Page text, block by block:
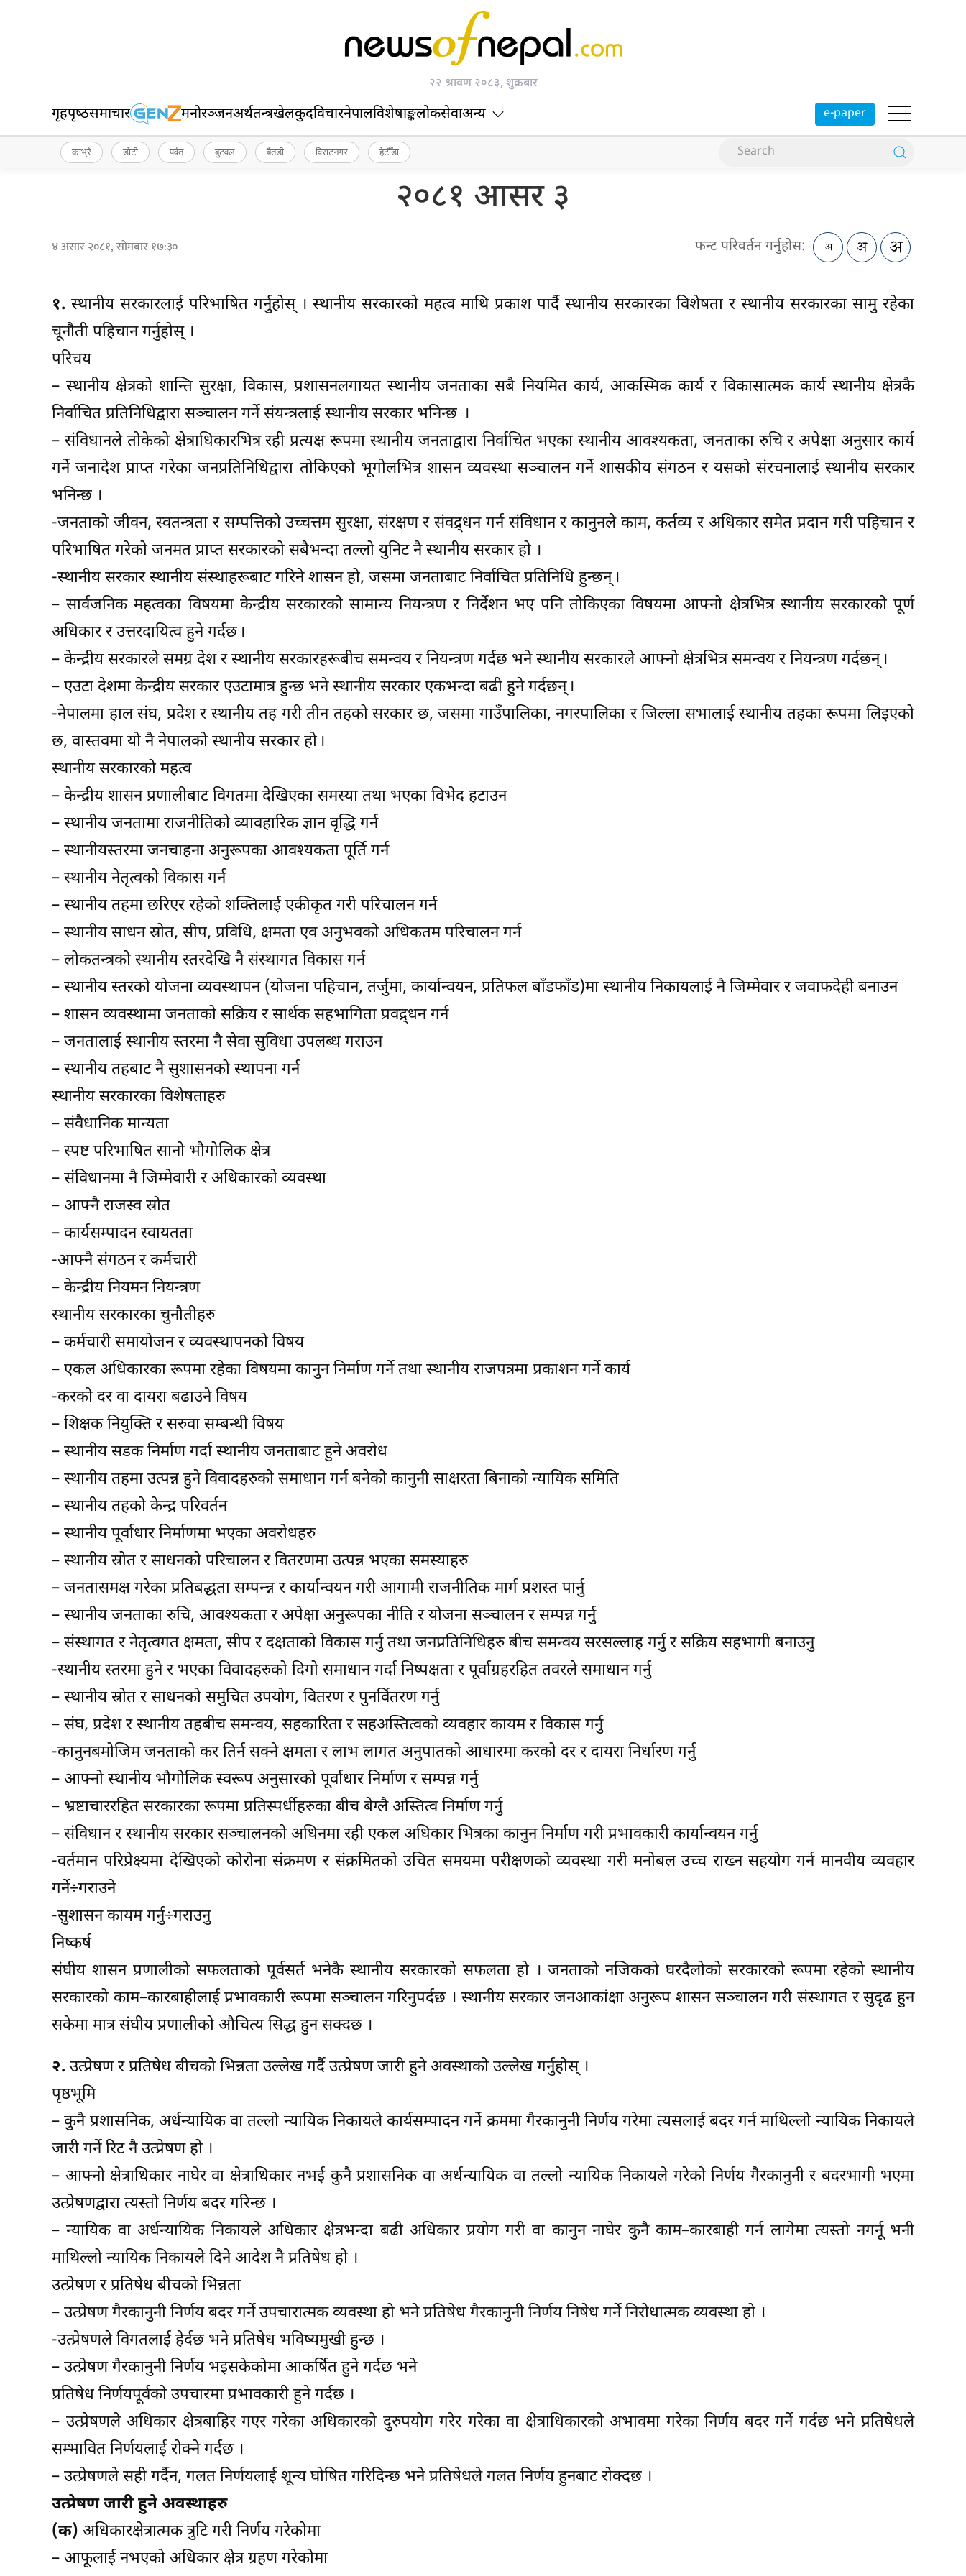
२२ श्रावण २०८३, शुक्रबार
गृहपृष्‍ठसमाचार मनोरञ्जनअर्थतन्त्रखेलकुदविचारनेपालविशेषाङ्कलोकसेवाअन्य e-paper
काभ्रे डोटी पर्वत बुटवल बैतडी विराटनगर हेटौँडा
२०८१ आसर ३
४ असार २०८१, सोमबार १७:३० फन्ट परिवर्तन गर्नुहोस:
१. स्थानीय सरकारलाई परिभाषित गर्नुहोस् । स्थानीय सरकारको महत्व माथि प्रकाश पार्दै स्थानीय सरकारका विशेषता र स्थानीय सरकारका सामु रहेका
चूनौती पहिचान गर्नुहोस् ।
परिचय
– स्थानीय क्षेत्रको शान्ति सुरक्षा, विकास, प्रशासनलगायत स्थानीय जनताका सबै नियमित कार्य, आकस्मिक कार्य र विकासात्मक कार्य स्थानीय क्षेत्रकै
निर्वाचित प्रतिनिधिद्वारा सञ्चालन गर्ने संयन्त्रलाई स्थानीय सरकार भनिन्छ ।
– संविधानले तोकेको क्षेत्राधिकारभित्र रही प्रत्यक्ष रूपमा स्थानीय जनताद्वारा निर्वाचित भएका स्थानीय आवश्यकता, जनताका रुचि र अपेक्षा अनुसार कार्य
गर्ने जनादेश प्राप्त गरेका जनप्रतिनिधिद्वारा तोकिएको भूगोलभित्र शासन व्यवस्था सञ्चालन गर्ने शासकीय संगठन र यसको संरचनालाई स्थानीय सरकार
भनिन्छ ।
-जनताको जीवन, स्वतन्त्रता र सम्पत्तिको उच्चत्तम सुरक्षा, संरक्षण र संवद्र्धन गर्न संविधान र कानुनले काम, कर्तव्य र अधिकार समेत प्रदान गरी पहिचान र
परिभाषित गरेको जनमत प्राप्त सरकारको सबैभन्दा तल्लो युनिट नै स्थानीय सरकार हो ।
-स्थानीय सरकार स्थानीय संस्थाहरूबाट गरिने शासन हो, जसमा जनताबाट निर्वाचित प्रतिनिधि हुन्छन् ।
– सार्वजनिक महत्वका विषयमा केन्द्रीय सरकारको सामान्य नियन्त्रण र निर्देशन भए पनि तोकिएका विषयमा आफ्नो क्षेत्रभित्र स्थानीय सरकारको पूर्ण
अधिकार र उत्तरदायित्व हुने गर्दछ ।
– केन्द्रीय सरकारले समग्र देश र स्थानीय सरकारहरूबीच समन्वय र नियन्त्रण गर्दछ भने स्थानीय सरकारले आफ्नो क्षेत्रभित्र समन्वय र नियन्त्रण गर्दछन् ।
– एउटा देशमा केन्द्रीय सरकार एउटामात्र हुन्छ भने स्थानीय सरकार एकभन्दा बढी हुने गर्दछन् ।
-नेपालमा हाल संघ, प्रदेश र स्थानीय तह गरी तीन तहको सरकार छ, जसमा गाउँपालिका, नगरपालिका र जिल्ला सभालाई स्थानीय तहका रूपमा लिइएको
छ, वास्तवमा यो नै नेपालको स्थानीय सरकार हो ।
स्थानीय सरकारको महत्व
– केन्द्रीय शासन प्रणालीबाट विगतमा देखिएका समस्या तथा भएका विभेद हटाउन
– स्थानीय जनतामा राजनीतिको व्यावहारिक ज्ञान वृद्धि गर्न
– स्थानीयस्तरमा जनचाहना अनुरूपका आवश्यकता पूर्ति गर्न
– स्थानीय नेतृत्वको विकास गर्न
– स्थानीय तहमा छरिएर रहेको शक्तिलाई एकीकृत गरी परिचालन गर्न
– स्थानीय साधन स्रोत, सीप, प्रविधि, क्षमता एव अनुभवको अधिकतम परिचालन गर्न
– लोकतन्त्रको स्थानीय स्तरदेखि नै संस्थागत विकास गर्न
– स्थानीय स्तरको योजना व्यवस्थापन (योजना पहिचान, तर्जुमा, कार्यान्वयन, प्रतिफल बाँडफाँड)मा स्थानीय निकायलाई नै जिम्मेवार र जवाफदेही बनाउन
– शासन व्यवस्थामा जनताको सक्रिय र सार्थक सहभागिता प्रवद्र्धन गर्न
– जनतालाई स्थानीय स्तरमा नै सेवा सुविधा उपलब्ध गराउन
– स्थानीय तहबाट नै सुशासनको स्थापना गर्न
स्थानीय सरकारका विशेषताहरु
– संवैधानिक मान्यता
– स्पष्ट परिभाषित सानो भौगोलिक क्षेत्र
– संविधानमा नै जिम्मेवारी र अधिकारको व्यवस्था
– आफ्नै राजस्व स्रोत
– कार्यसम्पादन स्वायतता
-आफ्नै संगठन र कर्मचारी
– केन्द्रीय नियमन नियन्त्रण
स्थानीय सरकारका चुनौतीहरु
– कर्मचारी समायोजन र व्यवस्थापनको विषय
– एकल अधिकारका रूपमा रहेका विषयमा कानुन निर्माण गर्ने तथा स्थानीय राजपत्रमा प्रकाशन गर्ने कार्य
-करको दर वा दायरा बढाउने विषय
– शिक्षक नियुक्ति र सरुवा सम्बन्धी विषय
– स्थानीय सडक निर्माण गर्दा स्थानीय जनताबाट हुने अवरोध
– स्थानीय तहमा उत्पन्न हुने विवादहरुको समाधान गर्न बनेको कानुनी साक्षरता बिनाको न्यायिक समिति
– स्थानीय तहको केन्द्र परिवर्तन
– स्थानीय पूर्वाधार निर्माणमा भएका अवरोधहरु
– स्थानीय स्रोत र साधनको परिचालन र वितरणमा उत्पन्न भएका समस्याहरु
– जनतासमक्ष गरेका प्रतिबद्धता सम्पन्न्न र कार्यान्वयन गरी आगामी राजनीतिक मार्ग प्रशस्त पार्नु
– स्थानीय जनताका रुचि, आवश्यकता र अपेक्षा अनुरूपका नीति र योजना सञ्चालन र सम्पन्न गर्नु
– संस्थागत र नेतृत्वगत क्षमता, सीप र दक्षताको विकास गर्नु तथा जनप्रतिनिधिहरु बीच समन्वय सरसल्लाह गर्नु र सक्रिय सहभागी बनाउनु
-स्थानीय स्तरमा हुने र भएका विवादहरुको दिगो समाधान गर्दा निष्पक्षता र पूर्वाग्रहरहित तवरले समाधान गर्नु
– स्थानीय स्रोत र साधनको समुचित उपयोग, वितरण र पुनर्वितरण गर्नु
– संघ, प्रदेश र स्थानीय तहबीच समन्वय, सहकारिता र सहअस्तित्वको व्यवहार कायम र विकास गर्नु
-कानुनबमोजिम जनताको कर तिर्न सक्ने क्षमता र लाभ लागत अनुपातको आधारमा करको दर र दायरा निर्धारण गर्नु
– आफ्नो स्थानीय भौगोलिक स्वरूप अनुसारको पूर्वाधार निर्माण र सम्पन्न गर्नु
– भ्रष्टाचाररहित सरकारका रूपमा प्रतिस्पर्धीहरुका बीच बेग्लै अस्तित्व निर्माण गर्नु
– संविधान र स्थानीय सरकार सञ्चालनको अधिनमा रही एकल अधिकार भित्रका कानुन निर्माण गरी प्रभावकारी कार्यान्वयन गर्नु
-वर्तमान परिप्रेक्ष्यमा देखिएको कोरोना संक्रमण र संक्रमितको उचित समयमा परीक्षणको व्यवस्था गरी मनोबल उच्च राख्न सहयोग गर्न मानवीय व्यवहार
गर्ने÷गराउने
-सुशासन कायम गर्नु÷गराउनु
निष्कर्ष
संघीय शासन प्रणालीको सफलताको पूर्वसर्त भनेकै स्थानीय सरकारको सफलता हो । जनताको नजिकको घरदैलोको सरकारको रूपमा रहेको स्थानीय
सरकारको काम–कारबाहीलाई प्रभावकारी रूपमा सञ्चालन गरिनुपर्दछ । स्थानीय सरकार जनआकांक्षा अनुरूप शासन सञ्चालन गरी संस्थागत र सुदृढ हुन
सकेमा मात्र संघीय प्रणालीको औचित्य सिद्ध हुन सक्दछ ।
२. उत्प्रेषण र प्रतिषेध बीचको भिन्नता उल्लेख गर्दै उत्प्रेषण जारी हुने अवस्थाको उल्लेख गर्नुहोस् ।
पृष्ठभूमि
– कुनै प्रशासनिक, अर्धन्यायिक वा तल्लो न्यायिक निकायले कार्यसम्पादन गर्ने क्रममा गैरकानुनी निर्णय गरेमा त्यसलाई बदर गर्न माथिल्लो न्यायिक निकायले
जारी गर्ने रिट नै उत्प्रेषण हो ।
– आफ्नो क्षेत्राधिकार नाघेर वा क्षेत्राधिकार नभई कुनै प्रशासनिक वा अर्धन्यायिक वा तल्लो न्यायिक निकायले गरेको निर्णय गैरकानुनी र बदरभागी भएमा
उत्प्रेषणद्वारा त्यस्तो निर्णय बदर गरिन्छ ।
– न्यायिक वा अर्धन्यायिक निकायले अधिकार क्षेत्रभन्दा बढी अधिकार प्रयोग गरी वा कानुन नाघेर कुनै काम–कारबाही गर्न लागेमा त्यस्तो नगर्नू भनी
माथिल्लो न्यायिक निकायले दिने आदेश नै प्रतिषेध हो ।
उत्प्रेषण र प्रतिषेध बीचको भिन्नता
– उत्प्रेषण गैरकानुनी निर्णय बदर गर्ने उपचारात्मक व्यवस्था हो भने प्रतिषेध गैरकानुनी निर्णय निषेध गर्ने निरोधात्मक व्यवस्था हो ।
-उत्प्रेषणले विगतलाई हेर्दछ भने प्रतिषेध भविष्यमुखी हुन्छ ।
– उत्प्रेषण गैरकानुनी निर्णय भइसकेकोमा आकर्षित हुने गर्दछ भने
प्रतिषेध निर्णयपूर्वको उपचारमा प्रभावकारी हुने गर्दछ ।
– उत्प्रेषणले अधिकार क्षेत्रबाहिर गएर गरेका अधिकारको दुरुपयोग गरेर गरेका वा क्षेत्राधिकारको अभावमा गरेका निर्णय बदर गर्ने गर्दछ भने प्रतिषेधले
सम्भावित निर्णयलाई रोक्ने गर्दछ ।
– उत्प्रेषणले सही गर्दैन, गलत निर्णयलाई शून्य घोषित गरिदिन्छ भने प्रतिषेधले गलत निर्णय हुनबाट रोक्दछ ।
उत्प्रेषण जारी हुने अवस्थाहरु
(क) अधिकारक्षेत्रात्मक त्रुटि गरी निर्णय गरेकोमा
– आफूलाई नभएको अधिकार क्षेत्र ग्रहण गरेकोमा